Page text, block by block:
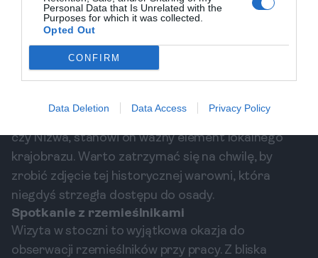
Personal Data that Is Unrelated with the
Purposes for which it was collected.
Opted Out
CONFIRM
Data Deletion Data Access Privacy Policy
do budowy tradycyjnie nie używa się gwoździ –
poszczególne elementy są ze sobą zszywane linami
z włókna kokosowego, a następnie uszczelniane.
Po drodze do stoczni: Zamek Al Ayjah
W drodze do stoczni mija się niewielki zamek Al
Ayjah. Choć z zewnątrz może nie wydawać się tak
czy Nizwa, stanowi on ważny element lokalnego
krajobrazu. Warto zatrzymać się na chwilę, by
zrobić zdjęcie tej historycznej warowni, która
niegdyś strzegła dostępu do osady.
Spotkanie z rzemieślnikami
Wizyta w stoczni to wyjątkowa okazja do
obserwacji rzemieślników przy pracy. Z bliska